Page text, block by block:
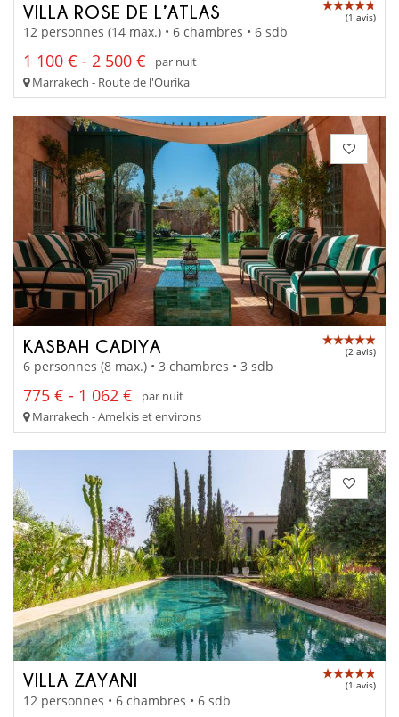
VILLA ROSE DE L’ATLAS (1 avis)
12 personnes (14 max.) • 6 chambres • 6 sdb
1 100 € - 2 500 €
par nuit
Marrakech - Route de l'Ourika
KASBAH CADIYA (2 avis)
6 personnes (8 max.) • 3 chambres • 3 sdb
775 € - 1 062 €
par nuit
Marrakech - Amelkis et environs
VILLA ZAYANI (1 avis)
12 personnes • 6 chambres • 6 sdb